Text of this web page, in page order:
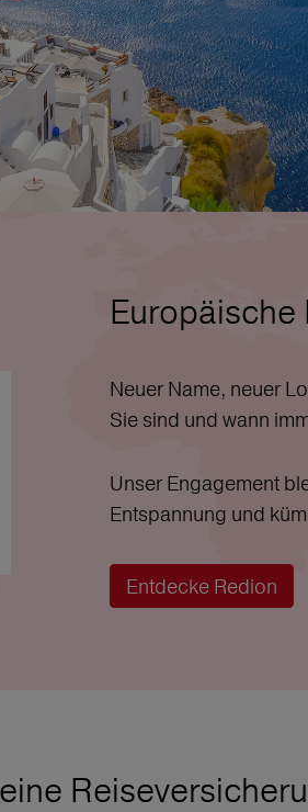
Europäische
Neuer Name, neuer
Sie sind und wann
Unser Engagement
Entspannung und
Entdecke Redion